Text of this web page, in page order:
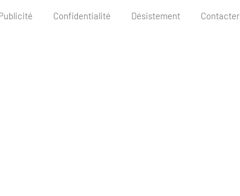
Confidentialité Désistement Contacter